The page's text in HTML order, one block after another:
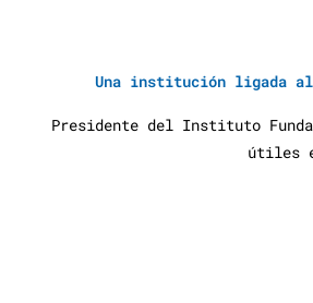
Una institución ligada
Presidente del Instituto
útiles